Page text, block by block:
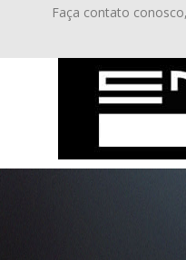
Faça contato